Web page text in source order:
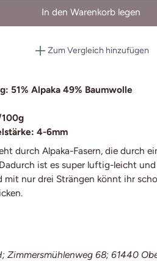
In den Warenkorb legen
Zum Vergleich hinzufügen
51% Alpaka 49% Baumwolle
4-6mm
durch Alpaka-Fasern, die durch
ist es super luftig-leicht
mit nur drei Strängen könnt ihr
Zimmersmühlenweg 68; 61440